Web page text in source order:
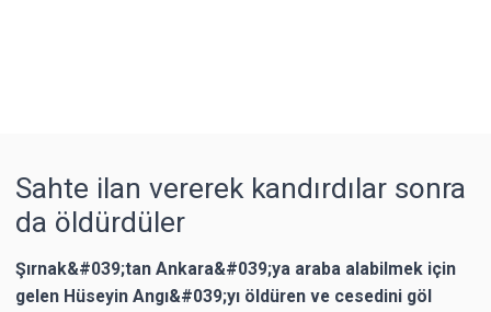
Sahte ilan vererek kandırdılar sonra
da öldürdüler
Şırnak&#039;tan Ankara&#039;ya araba alabilmek için
gelen Hüseyin Angı&#039;yı öldüren ve cesedini göl